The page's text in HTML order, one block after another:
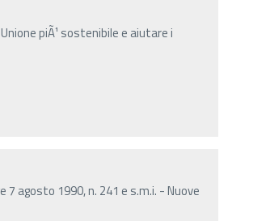
piÃ¹ sostenibile e aiutare i
agosto 1990, n. 241 e s.m.i. - Nuove